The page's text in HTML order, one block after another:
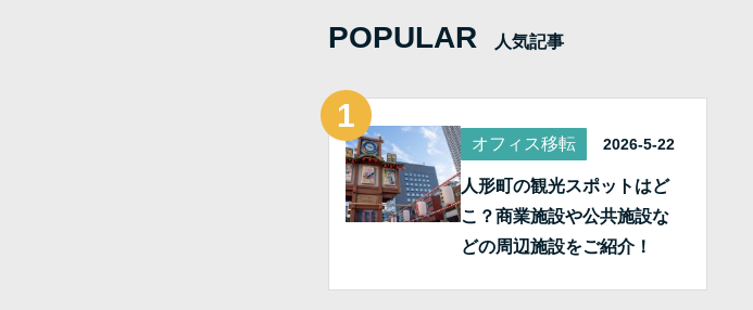
POPULAR 人気記事
オフィス移転 2026-5-22
人形町の観光スポットはど
こ？商業施設や公共施設な
どの周辺施設をご紹介！